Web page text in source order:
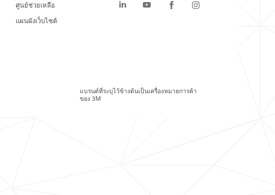
ศูนย์ช่วยเหลือ
แผนผังเว็บไซต์
แบรนด์ที่ระบุไว้ข้างต้นเป็นเครื่องหมายการค้า
ของ 3M